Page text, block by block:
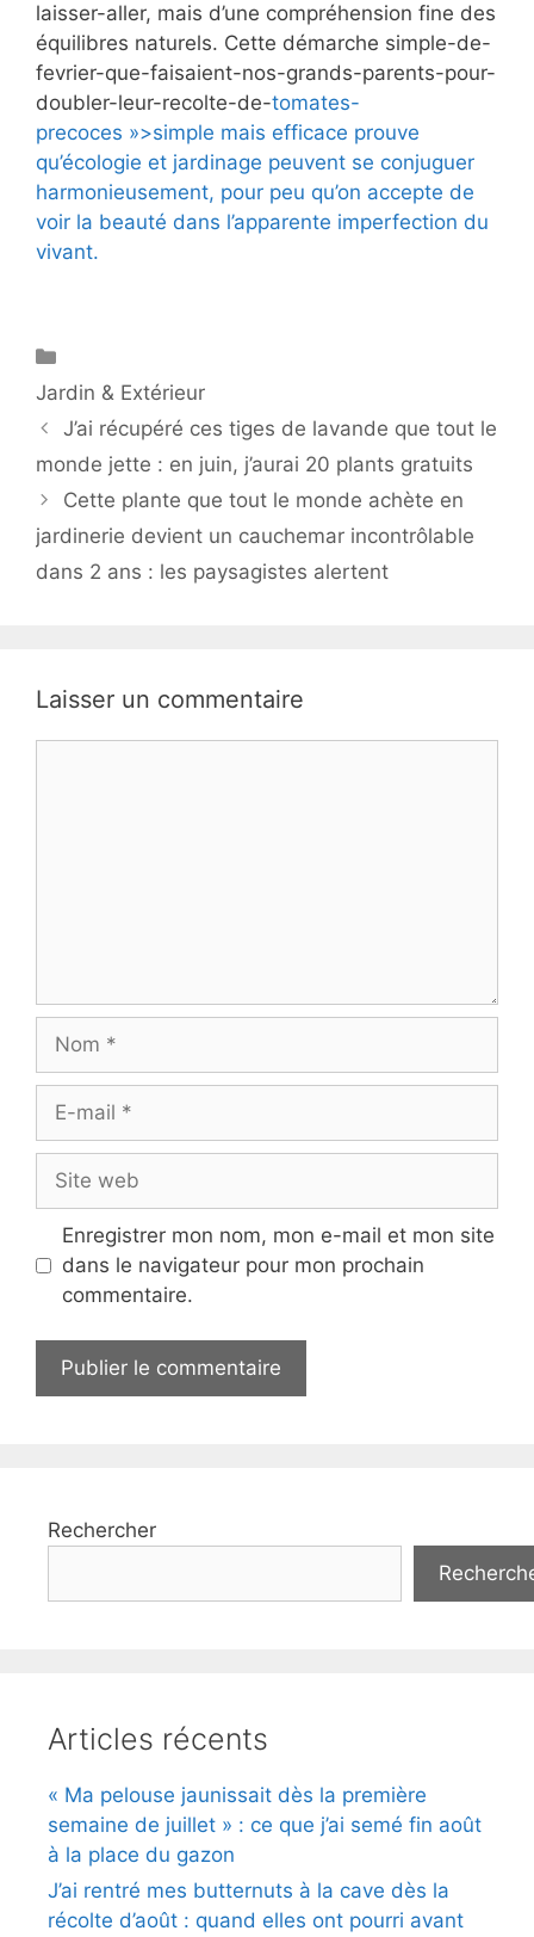
laisser-aller, mais d’une compréhension fine des
équilibres naturels. Cette démarche simple-de-
fevrier-que-faisaient-nos-grands-parents-pour-
doubler-leur-recolte-de-tomates-
precoces »>simple mais efficace prouve
qu’écologie et jardinage peuvent se conjuguer
harmonieusement, pour peu qu’on accepte de
voir la beauté dans l’apparente imperfection du
vivant.
Jardin & Extérieur
J’ai récupéré ces tiges de lavande que tout le
monde jette : en juin, j’aurai 20 plants gratuits
Cette plante que tout le monde achète en
jardinerie devient un cauchemar incontrôlable
dans 2 ans : les paysagistes alertent
Laisser un commentaire
mail
web
Enregistrer mon nom, mon e-mail et mon site
dans le navigateur pour mon prochain
commentaire.
Rechercher
Articles récents
« Ma pelouse jaunissait dès la première
semaine de juillet » : ce que j’ai semé fin août
à la place du gazon
J’ai rentré mes butternuts à la cave dès la
récolte d’août : quand elles ont pourri avant